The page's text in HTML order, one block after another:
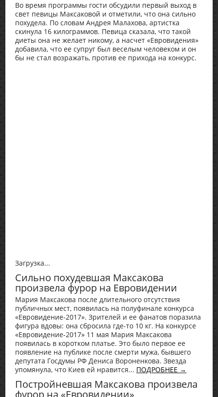
Во время программы гости обсудили первый выход в
свет певицы Максаковой и отметили, что она сильно
похудела. По словам Андрея Малахова, артистка
скинула 16 килограммов. Певица сказала, что такой
диеты она не желает никому, а насчет «Евровидения»
добавила, что ее супруг был веселым человеком и он
бы не стал возражать, против ее прихода на конкурс.
Загрузка...
Сильно похудевшая Максакова
произвела фурор на Евровидении
Мария Максакова после длительного отсутствия
публичных мест, появилась на полуфинале конкурса
«Евровидение-2017». Зрителей и ее фанатов поразила
фигура вдовы: она сбросила где-то 10 кг. На конкурсе
«Евровидение-2017» 11 мая Мария Максакова
появилась в коротком платье. Это было первое ее
появление на публике после смерти мужа, бывшего
депутата Госдумы РФ Дениса Вороненкова. Звезда
упомянула, что Киев ей нравится... ПОДРОБНЕЕ →
Постройневшая Максакова произвела
фурор на «Евровидении»